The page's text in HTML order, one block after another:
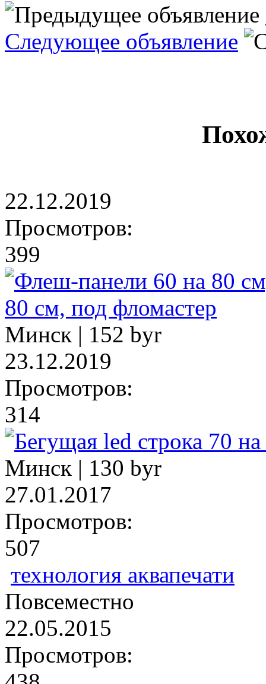
Следующее объявление
22.12.2019
Просмотров:
399
80 см, под фломастер
Минск | 152 byr
23.12.2019
Просмотров:
314
Минск | 130 byr
27.01.2017
Просмотров:
507
технология аквапечати
Повсеместно
22.05.2015
Просмотров: